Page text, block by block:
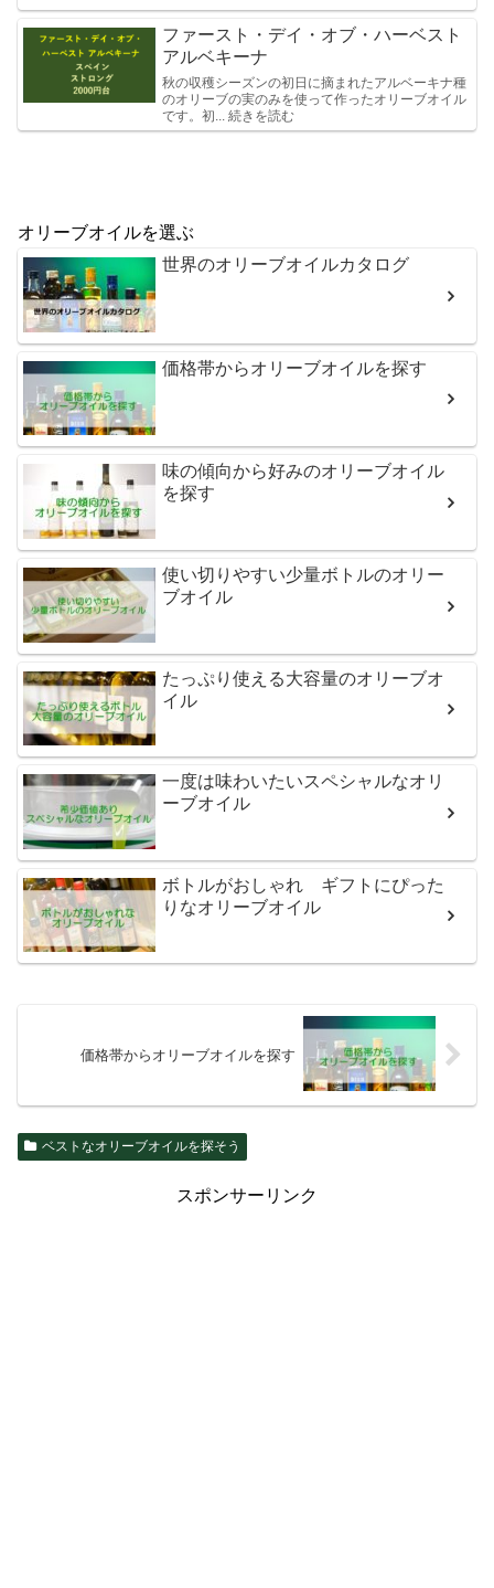
ファースト・デイ・オブ・ハーベスト
アルベキーナ
秋の収穫シーズンの初日に摘まれたアルベーキナ種
のオリーブの実のみを使って作ったオリーブオイル
です。初... 続きを読む
オリーブオイルを選ぶ
世界のオリーブオイルカタログ
価格帯からオリーブオイルを探す
味の傾向から好みのオリーブオイル
を探す
使い切りやすい少量ボトルのオリー
ブオイル
たっぷり使える大容量のオリーブオ
イル
一度は味わいたいスペシャルなオリ
ーブオイル
ボトルがおしゃれ ギフトにぴった
りなオリーブオイル
価格帯からオリーブオイルを探す
ベストなオリーブオイルを探そう
スポンサーリンク